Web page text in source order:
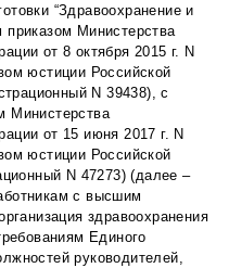
“Здравоохранение и
приказом Министерства
от 8 октября 2015 г. N
юстиции Российской
N 39438), с
Министерства
от 15 июня 2017 г. N
юстиции Российской
N 47273) (далее –
с высшим
здравоохранения
Единого
руководителей,